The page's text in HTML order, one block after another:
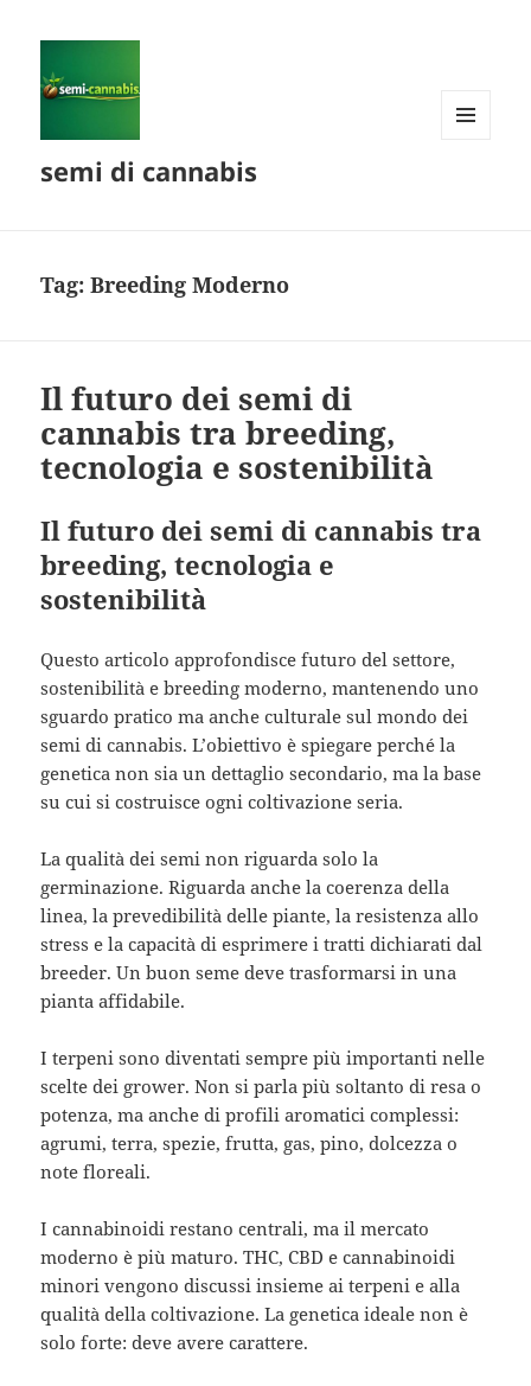
semi di cannabis
Tag:Breeding Moderno
Il futuro dei semi di
cannabis tra breeding,
tecnologia e sostenibilità
Il futuro dei semi di cannabis tra
breeding, tecnologia e
sostenibilità
Questo articolo approfondisce futuro del settore,
sostenibilità e breeding moderno, mantenendo uno
sguardo pratico ma anche culturale sul mondo dei
semi di cannabis. L’obiettivo è spiegare perché la
genetica non sia un dettaglio secondario, ma la base
su cui si costruisce ogni coltivazione seria.
La qualità dei semi non riguarda solo la
germinazione. Riguarda anche la coerenza della
linea, la prevedibilità delle piante, la resistenza allo
stress e la capacità di esprimere i tratti dichiarati dal
breeder. Un buon seme deve trasformarsi in una
pianta affidabile.
I terpeni sono diventati sempre più importanti nelle
scelte dei grower. Non si parla più soltanto di resa o
potenza, ma anche di profili aromatici complessi:
agrumi, terra, spezie, frutta, gas, pino, dolcezza o
note floreali.
I cannabinoidi restano centrali, ma il mercato
moderno è più maturo. THC, CBD e cannabinoidi
minori vengono discussi insieme ai terpeni e alla
qualità della coltivazione. La genetica ideale non è
solo forte: deve avere carattere.